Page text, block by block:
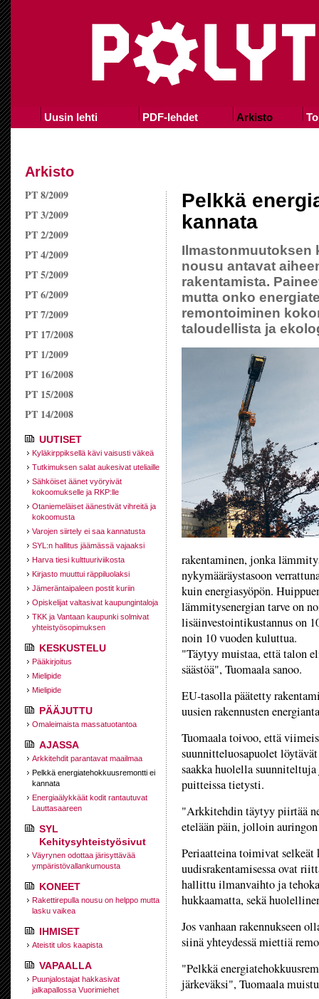
Uusin lehti PDF-lehdet Arkisto
Arkisto
PT 8/2009
PT 3/2009
PT 2/2009
PT 4/2009
PT 5/2009
PT 6/2009
PT 7/2009
PT 17/2008
PT 1/2009
PT 16/2008
PT 15/2008
PT 14/2008
UUTISET
Kyläkirppiksellä kävi vaisusti väkeä
Tutkimuksen salat aukesivat uteliaille
Sähköiset äänet vyöryivät
kokoomukselle ja RKP:lle
Otaniemeläiset äänestivät vihreitä ja
kokoomusta
Varojen siirtely ei saa kannatusta
SYL:n hallitus jäämässä vajaaksi
Harva tiesi kulttuuriviikosta
Kirjasto muuttui räppiluolaksi
Jämeräntaipaleen postit kuriin
Opiskelijat valtasivat kaupungintaloja
TKK ja Vantaan kaupunki solmivat
yhteistyösopimuksen
KESKUSTELU
Pääkirjoitus
Mielipide
Mielipide
PÄÄJUTTU
Omaleimaista massatuotantoa
AJASSA
Arkkitehdit parantavat maailmaa
Pelkkä energiatehokkuusremontti ei
kannata
Energiaälykkäät kodit rantautuvat
Lauttasaareen
SYL
Kehitysyhteistyösivut
Väyrynen odottaa järisyttävää
ympäristövallankumousta
KONEET
Rakettirepulla nousu on helppo mutta
lasku vaikea
IHMISET
Ateistit ulos kaapista
VAPAALLA
Puunjalostajat hakkasivat
jalkapallossa Vuorimiehet
Pelkkä
kannata
Ilmastonmuutoksen
nousu antavat
rakentamista.
mutta onko
remontoiminen
taloudellista ja
rakentaminen, jonka
nykymääräystasoon
kuin energiasyöpön.
lämmitysenergian tarve on
lisäinvestointikustannus on
noin 10 vuoden kuluttua.
"Täytyy muistaa, että talon
säästöä", Tuomaala sanoo.
EU-tasolla päätetty
uusien rakennusten
Tuomaala toivoo, että
suunnitteluosapuolet
saakka huolella
puitteissa tietysti.
"Arkkitehdin täytyy piirtää
etelään päin, jolloin auringon
Periaatteina toimivat selkeät
uudisrakentamisessa ovat
hallittu ilmanvaihto ja
hukkaamatta, sekä
Jos vanhaan rakennukseen
siinä yhteydessä miettiä
"Pelkkä
järkeväksi", Tuomaala